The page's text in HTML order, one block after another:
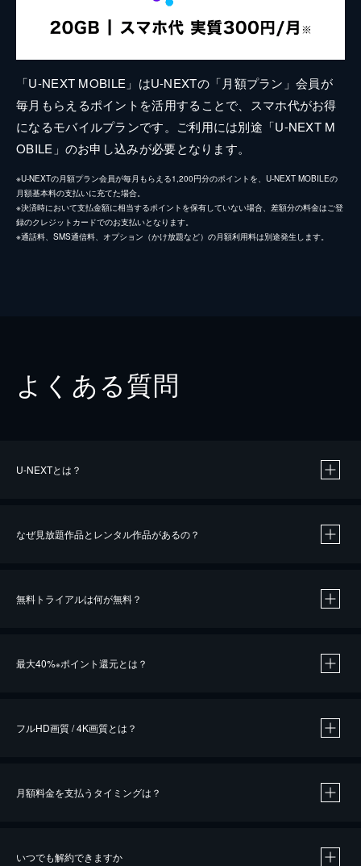
「U-NEXT MOBILE」はU-NEXTの「月額プラン」会員が
毎月もらえるポイントを活用することで、スマホ代がお得
になるモバイルプランです。ご利用には別途「U-NEXT M
OBILE」のお申し込みが必要となります。
※U-NEXTの月額プラン会員が毎月もらえる1,200円分のポイントを、U-NEXT MOBILEの
月額基本料の支払いに充てた場合。
※決済時において支払金額に相当するポイントを保有していない場合、差額分の料金はご登
録のクレジットカードでのお支払いとなります。
※通話料、SMS通信料、オプション（かけ放題など）の月額利用料は別途発生します。
よくある質問
U-NEXTとは？
なぜ見放題作品とレンタル作品があるの？
無料トライアルは何が無料？
最大40%※ポイント還元とは？
※40％ポイント還元の対象は、クレジットカード決済による作品の購入 / レンタルです。
iOSアプリのUコイン決済による作品の購入 / レンタルは、20％のポイント還元です。
フルHD画質 / 4K画質とは？
月額料金を支払うタイミングは？
いつでも解約できますか